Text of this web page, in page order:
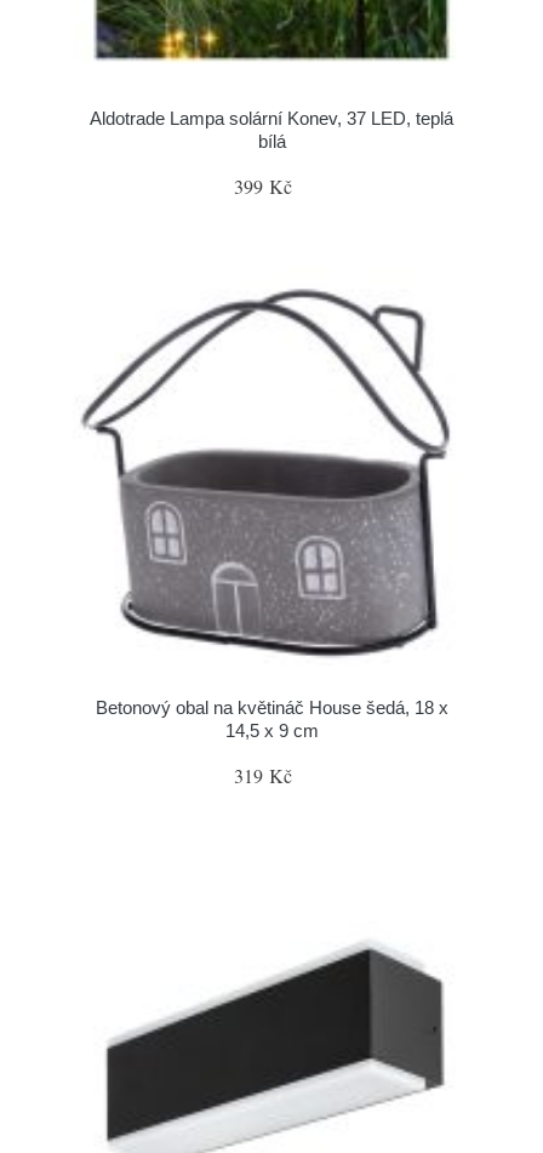
Aldotrade Lampa solární Konev, 37 LED, teplá
bílá
399 Kč
Betonový obal na květináč House šedá, 18 x
14,5 x 9 cm
319 Kč